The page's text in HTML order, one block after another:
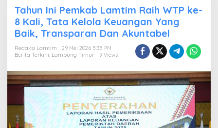
I
n
i
e
m
k
a
b
L
a
Tahun Ini Pemkab Lamtim Raih WTP ke-
8 Kali, Tata Kelola Keuangan Yang
Baik, Transparan Dan Akuntabel
Redaksi Lamtim
29 Mei 2026 5:35 PM
Berita Terkini, Lampung Timur 9 Views